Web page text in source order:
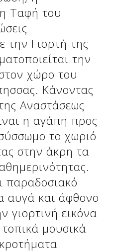
Ταφή του
την Γιορτή της
την
χώρο του
Κάνοντας
Αναστάσεως
η αγάπη προς
το χωριό
στην άκρη τα
παραδοσιακό
αυγά και άφθονο
γιορτινή εικόνα
μουσικά